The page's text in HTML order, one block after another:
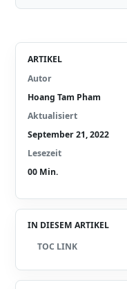
ARTIKEL
Autor
Hoang Tam Pham
Aktualisiert
September 21, 2022
Lesezeit
00Min.
IN DIESEM ARTIKEL
TOC LINK